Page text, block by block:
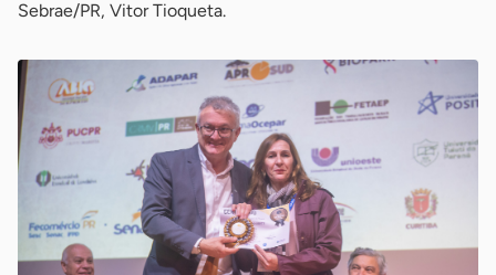
Sebrae/PR, Vitor Tioqueta.